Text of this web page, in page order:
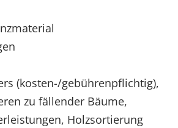
(kosten-/gebührenpflichtig),
zu fällender Bäume,
Holzsortierung